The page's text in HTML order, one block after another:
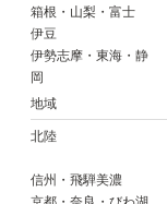
箱根・山梨・富士
伊豆
伊勢志摩・東海・静
岡
地域
北陸
信州・飛騨美濃